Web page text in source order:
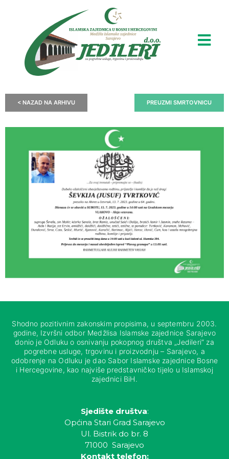
< NAZAD NA ARHIVU PREUZMI SMRTOVNICU
Shodno pozitivnim zakonskim propisima, u septembru 2003.
godine, Izvršni odbor Medžlisa Islamske zajednice Sarajevo
donio je Odluku o osnivanju pokopnog društva „Jedileri“ za
pogrebne usluge, trgovinu i proizvodnju – Sarajevo, a
odobrenje na Odluku je dao Sabor Islamske zajednice Bosne
i Hercegovine, kao najviše predstavničko tijelo u Islamskoj
zajednici BiH.
Sjedište društva:
Općina Stari Grad Sarajevo
Ul. Bistrik do br. 8
71000 Sarajevo
Kontakt telefon: